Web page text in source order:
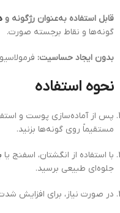
قابل استفاده به‌عنوان رژگونه و
گونه‌ها و نقاط برجسته صورت.
بدون ایجاد حساسیت:
نحوه استفاده
پس از آماده‌سازی پوست و
مستقیماً روی گونه‌ها بزنید.
با استفاده از انگشتان، اسفنج یا
جلوه‌ای طبیعی برسید.
در صورت نیاز، برای افزایش